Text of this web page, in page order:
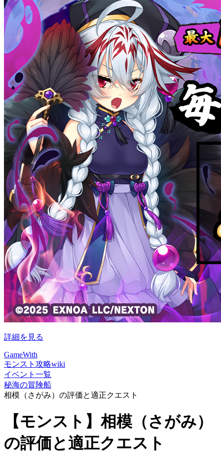
詳細を見る
GameWith
モンスト攻略wiki
イベント一覧
秘海の冒険船
相模（さがみ）の評価と適正クエスト
【モンスト】相模（さがみ）
の評価と適正クエスト